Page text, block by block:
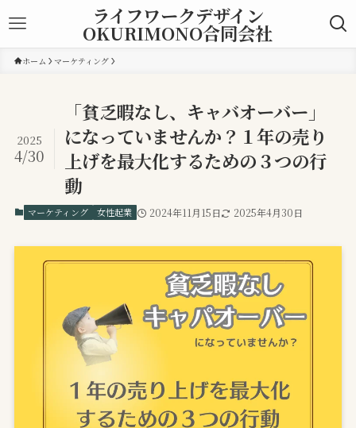
ライフワークデザイン
OKURIMONO合同会社
ホーム マーケティング
「貧乏暇なし、キャバオーバー」
になっていませんか？１年の売り
上げを最大化するための３つの行
動
2025
4/30
マーケティング 女性起業 2024年11月15日 2025年4月30日